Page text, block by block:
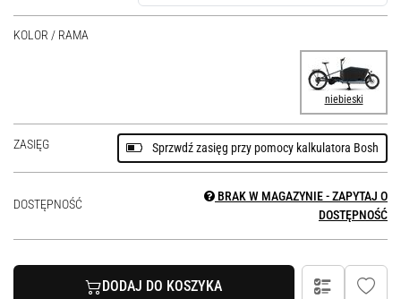
KOLOR / RAMA
niebieski
ZASIĘG Sprzwdź zasięg przy pomocy kalkulatora Bosh
DOSTĘPNOŚĆ
BRAK W MAGAZYNIE - ZAPYTAJ O
DOSTĘPNOŚĆ
DODAJ DO KOSZYKA